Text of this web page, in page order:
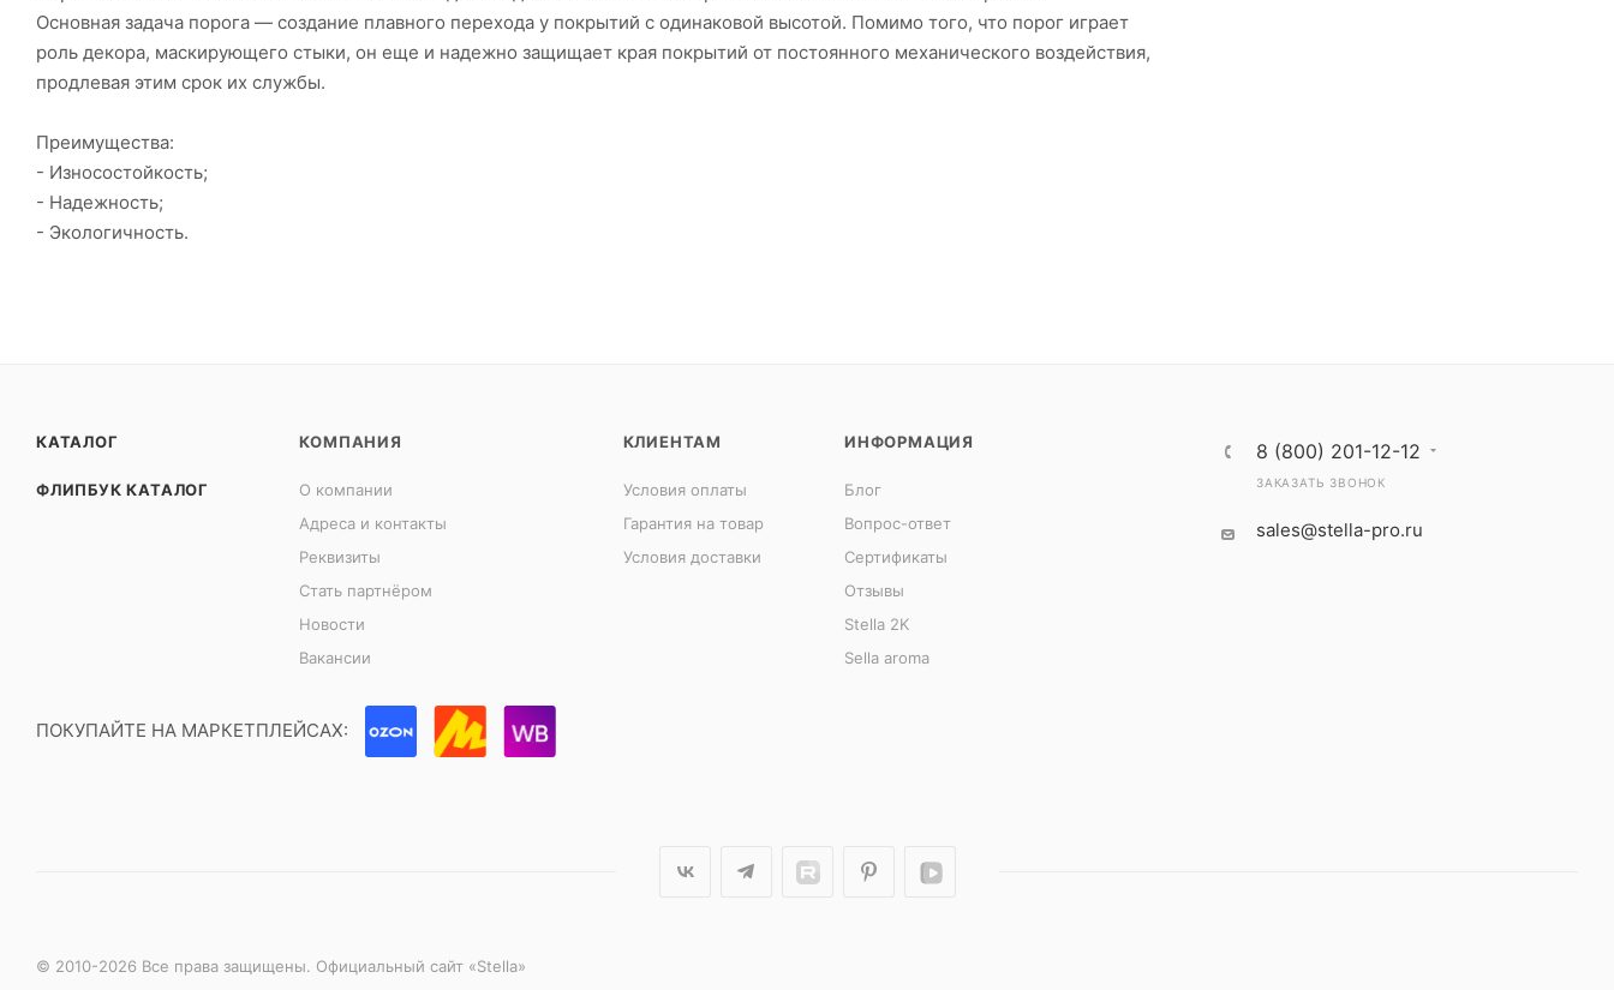
Основная задача порога — создание плавного перехода у покрытий с одинаковой высотой. Помимо того, что порог играет
роль декора, маскирующего стыки, он еще и надежно защищает края покрытий от постоянного механического воздействия,
продлевая этим срок их службы.
Преимущества:
- Износостойкость;
- Надежность;
- Экологичность.
КАТАЛОГ
ФЛИПБУК КАТАЛОГ
КОМПАНИЯ
О компании
Адреса и контакты
Реквизиты
Стать партнёром
Новости
Вакансии
КЛИЕНТАМ
Условия оплаты
Гарантия на товар
Условия доставки
ИНФОРМАЦИЯ
Блог
Вопрос-ответ
Сертификаты
Отзывы
Stella 2K
Sella aroma
8 (800) 201-12-12
ЗАКАЗАТЬ ЗВОНОК
sales@stella-pro.ru
ПОКУПАЙТЕ НА МАРКЕТПЛЕЙСАХ:
© 2010-2026 Все права защищены. Официальный сайт «Stella»